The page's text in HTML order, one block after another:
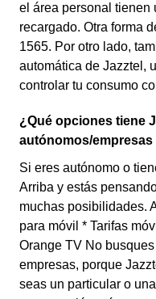
el área personal tienen
recargado. Otra forma
1565. Por otro lado,
automática de Jazztel,
controlar tu consumo
¿Qué opciones tiene
autónomos/empresas
Si eres autónomo o
Arriba y estás
muchas posibilidades.
para móvil * Tarifas
Orange TV No
empresas, porque
seas un particular o